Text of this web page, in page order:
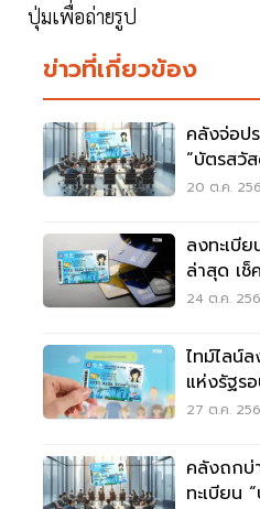
ปุ่มเพื่อถ่ายรูป
ข่าวที่เกี่ยวข้อง
คลังจ่อป
“บัตรสวั
20 ต.ค.
ลงทะเบี
ล่าสุด เ
เครดิต
24 ต.ค.
ไทม์ไลน์
แห่งรัฐร
คุณสมบัติ
27 ต.ค.
คลังถกบ่
ทะเบียน